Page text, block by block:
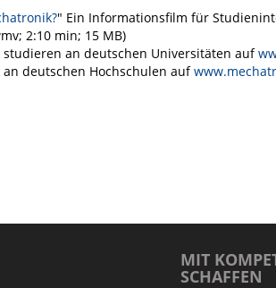
" Ein Informationsfilm für
2:10 min; 15 MB)
studieren an deutschen Universitäten auf
deutschen Hochschulen auf
MIT
SCHAFFEN